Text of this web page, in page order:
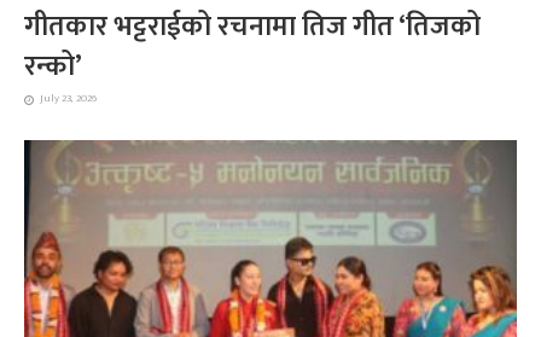
गीतकार भट्टराईको रचनामा तिज गीत ‘तिजको
रन्को’
July 23, 2026